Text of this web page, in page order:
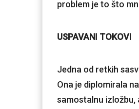
problem je to što
USPAVANI TOKOVI
Jedna od retkih
Ona je diplomirala
samostalnu izložbu,